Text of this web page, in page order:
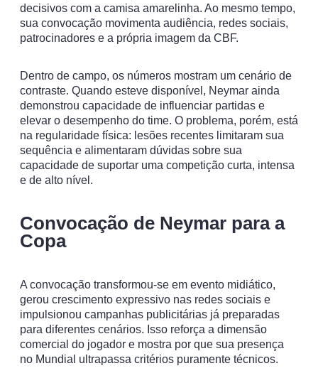
decisivos com a camisa amarelinha. Ao mesmo tempo,
sua convocação movimenta audiência, redes sociais,
patrocinadores e a própria imagem da CBF.
Dentro de campo, os números mostram um cenário de
contraste. Quando esteve disponível, Neymar ainda
demonstrou capacidade de influenciar partidas e
elevar o desempenho do time. O problema, porém, está
na regularidade física: lesões recentes limitaram sua
sequência e alimentaram dúvidas sobre sua
capacidade de suportar uma competição curta, intensa
e de alto nível.
Convocação de Neymar para a
Copa
A convocação transformou-se em evento midiático,
gerou crescimento expressivo nas redes sociais e
impulsionou campanhas publicitárias já preparadas
para diferentes cenários. Isso reforça a dimensão
comercial do jogador e mostra por que sua presença
no Mundial ultrapassa critérios puramente técnicos.